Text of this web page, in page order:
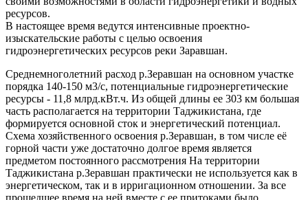
ресурсов.
В настоящее время ведутся интенсивные проектно-
изыскательские работы с целью освоения
гидроэнергетических ресурсов реки Заравшан.
Среднемноголетний расход р.Зеравшан на основном участке
порядка 140-150 м3/с, потенциальные гидроэнергетические
ресурсы - 11,8 млрд.кВт.ч. Из общей длины ее 303 км большая
часть располагается на территории Таджикистана, где
формируется основной сток и энергетический потенциал.
Схема хозяйственного освоения р.Зеравшан, в том числе её
горной части уже достаточно долгое время является
предметом постоянного рассмотрения На территории
Таджикистана р.Зеравшан практически не используется как в
энергетическом, так и в ирригационном отношении. За все